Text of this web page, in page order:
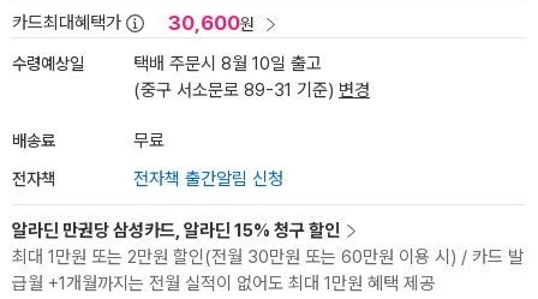
카드최대혜택가 30,600원
수령예상일
택배 주문시 8월 10일 출고
(중구 서소문로 89-31 기준) 변경
배송료 무료
전자책 전자책 출간알림 신청
알라딘 만권당 삼성카드, 알라딘 15% 청구 할인
최대 1만원 또는 2만원 할인(전월 30만원 또는 60만원 이용 시) / 카드 발
급월 +1개월까지는 전월 실적이 없어도 최대 1만원 혜택 제공